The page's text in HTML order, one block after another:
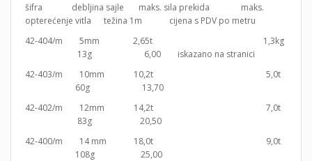
šifra debljina sajle maks. sila prekida maks.
opterećenje vitla težina 1m cijena s PDV po metru
42-404/m 5mm 2,65t 1,3kg
13g 6,00 iskazano na stranici
42-403/m 10mm 10,2t 5,0t
60g 13,70
42-402/m 12mm 14,2t 7,0t
83g 20,50
42-400/m 14 mm 18,0t 9,0t
108g 25,00